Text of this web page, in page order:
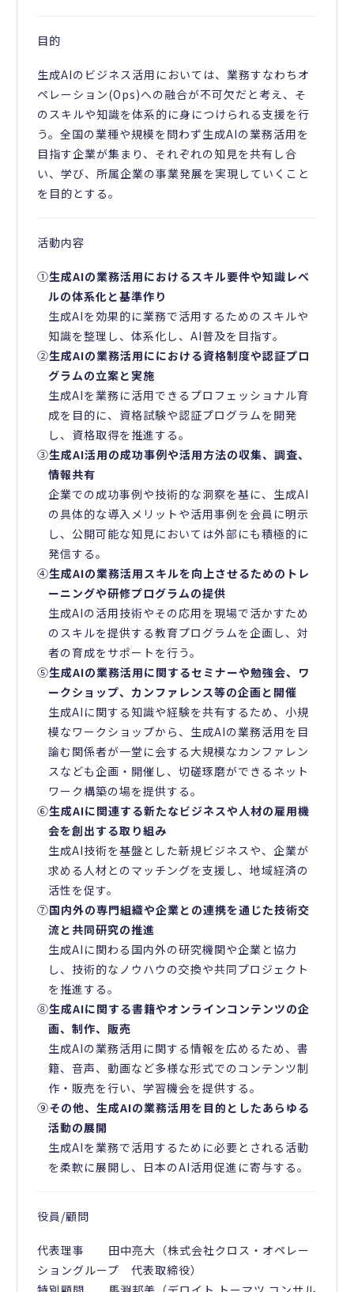
目的
生成AIのビジネス活用においては、業務すなわちオ
ペレーション(Ops)への融合が不可欠だと考え、そ
のスキルや知識を体系的に身につけられる支援を行
う。全国の業種や規模を問わず生成AIの業務活用を
目指す企業が集まり、それぞれの知見を共有し合
い、学び、所属企業の事業発展を実現していくこと
を目的とする。
活動内容
①生成AIの業務活用におけるスキル要件や知識レベ
ルの体系化と基準作り
生成AIを効果的に業務で活用するためのスキルや
知識を整理し、体系化し、AI普及を目指す。
②生成AIの業務活用ににおける資格制度や認証プロ
グラムの立案と実施
生成AIを業務に活用できるプロフェッショナル育
成を目的に、資格試験や認証プログラムを開発
し、資格取得を推進する。
③生成AI活用の成功事例や活用方法の収集、調査、
情報共有
企業での成功事例や技術的な洞察を基に、生成AI
の具体的な導入メリットや活用事例を会員に明示
し、公開可能な知見においては外部にも積極的に
発信する。
④生成AIの業務活用スキルを向上させるためのトレ
ーニングや研修プログラムの提供
生成AIの活用技術やその応用を現場で活かすため
のスキルを提供する教育プログラムを企画し、対
者の育成をサポートを行う。
⑤生成AIの業務活用に関するセミナーや勉強会、ワ
ークショップ、カンファレンス等の企画と開催
生成AIに関する知識や経験を共有するため、小規
模なワークショップから、生成AIの業務活用を目
論む関係者が一堂に会する大規模なカンファレン
スなども企画・開催し、切磋琢磨ができるネット
ワーク構築の場を提供する。
⑥生成AIに関連する新たなビジネスや人材の雇用機
会を創出する取り組み
生成AI技術を基盤とした新規ビジネスや、企業が
求める人材とのマッチングを支援し、地域経済の
活性を促す。
⑦国内外の専門組織や企業との連携を通じた技術交
流と共同研究の推進
生成AIに関わる国内外の研究機関や企業と協力
し、技術的なノウハウの交換や共同プロジェクト
を推進する。
⑧生成AIに関する書籍やオンラインコンテンツの企
画、制作、販売
生成AIの業務活用に関する情報を広めるため、書
籍、音声、動画など多様な形式でのコンテンツ制
作・販売を行い、学習機会を提供する。
⑨その他、生成AIの業務活用を目的としたあらゆる
活動の展開
生成AIを業務で活用するために必要とされる活動
を柔軟に展開し、日本のAI活用促進に寄与する。
役員/顧問
代表理事 田中亮大（株式会社クロス・オペレー
ショングループ 代表取締役）